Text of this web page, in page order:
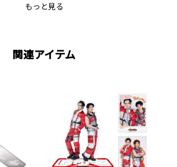
品保護のためのものです。ダメージによる
もっと見る
関連アイテム